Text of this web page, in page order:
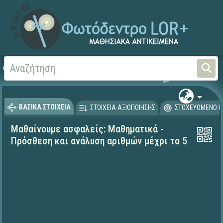
Αρχική Μαθαίνουμε στο Σπίτι
ΒΑΣΙΚΑ ΣΤΟΙΧΕΙΑ ΣΤΟΙΧΕΙΑ ΑΞΙΟΠΟΙΗΣΗΣ ΣΤΟΧΕΥΟΜΕΝΟ
Μαθαίνουμε ασφαλείς: Μαθηματικά -
Πρόσθεση και ανάλυση αριθμών μέχρι το 5